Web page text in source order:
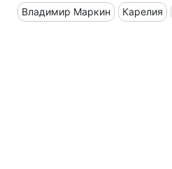
Владимир Маркин Карелия